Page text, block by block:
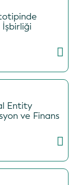
İşbirliği
Entity
ve Finans